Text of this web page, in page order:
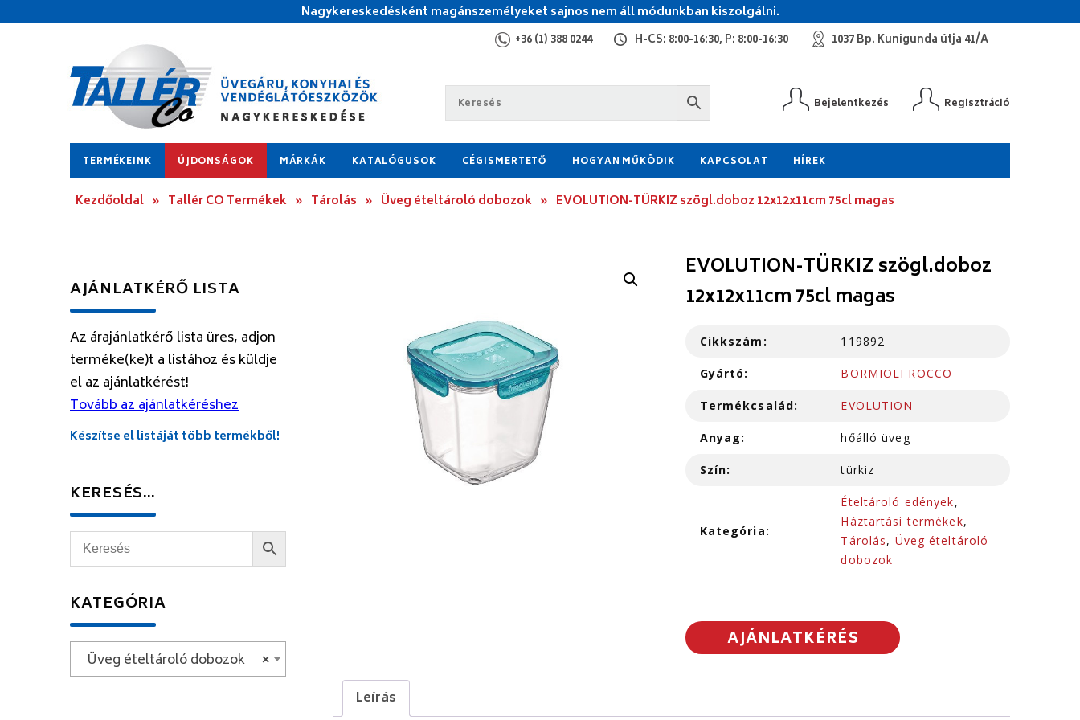
Nagykereskedésként magánszemélyeket sajnos nem áll módunkban kiszolgálni.
+36 (1) 388 0244 H-CS: 8:00-16:30, P: 8:00-16:30 1037 Bp. Kunigunda útja 41/A
Bejelentkezés Regisztráció
TERMÉKEINK ÚJDONSÁGOK MÁRKÁK KATALÓGUSOK CÉGISMERTETŐ HOGYAN MŰKÖDIK KAPCSOLAT HÍREK
Kezdőoldal » Tallér CO Termékek » Tárolás » Üveg ételtároló dobozok » EVOLUTION-TÜRKIZ szögl.doboz 12x12x11cm 75cl magas
EVOLUTION-TÜRKIZ szögl.doboz
12x12x11cm 75cl magas
Cikkszám: 119892
Gyártó: BORMIOLI ROCCO
Termékcsalád: EVOLUTION
Anyag: hőálló üveg
Szín: türkiz
Kategória:
Ételtároló edények,
Háztartási termékek,
Tárolás, Üveg ételtároló
dobozok
AJÁNLATKÉRÉS
Leírás
AJÁNLATKÉRŐ LISTA
Az árajánlatkérő lista üres, adjon
terméke(ke)t a listához és küldje
el az ajánlatkérést!
Tovább az ajánlatkéréshez
Készítse el listáját több termékből!
KERESÉS…
KATEGÓRIA
×
Üveg ételtároló dobozok